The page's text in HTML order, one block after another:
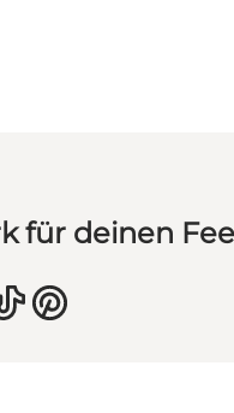
für deinen